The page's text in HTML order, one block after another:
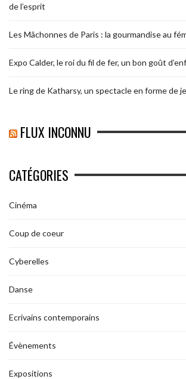
de l’esprit
Les Mâchonnes de Paris : la gourmandise au
Expo Calder, le roi du fil de fer, un bon goût
Le ring de Katharsy, un spectacle en forme de
FLUX INCONNU
CATÉGORIES
Cinéma
Coup de coeur
Cyberelles
Danse
Ecrivains contemporains
Évènements
Expositions